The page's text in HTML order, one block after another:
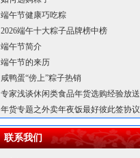
端午节健康巧吃粽
2026端午十大粽子品牌榜中榜
端午节简介
端午节的来历
咸鸭蛋“傍上”粽子热销
专家浅谈休闲类食品年货选购经验放送
年货专题之外卖年夜饭最好彼此签协议
联系我们